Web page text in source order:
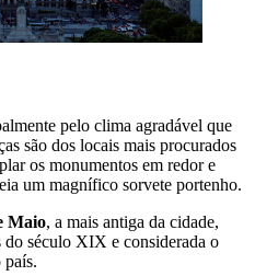
pelo clima agradável que
são dos locais mais procurados
os monumentos em redor e
um magnífico sorvete portenho.
Maio, a mais antiga da cidade,
do século XIX e considerada o
país.